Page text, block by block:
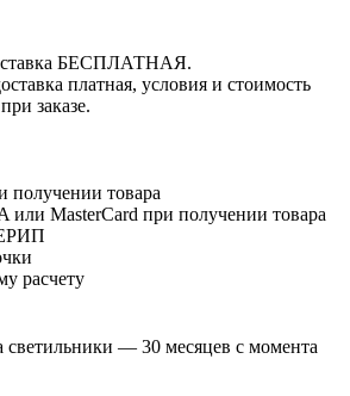
БЕСПЛАТНАЯ.
платная, условия и стоимость
заказе.
товара
или MasterCard при получении товара
ЕРИП
расчету
светильники — 30 месяцев с момента